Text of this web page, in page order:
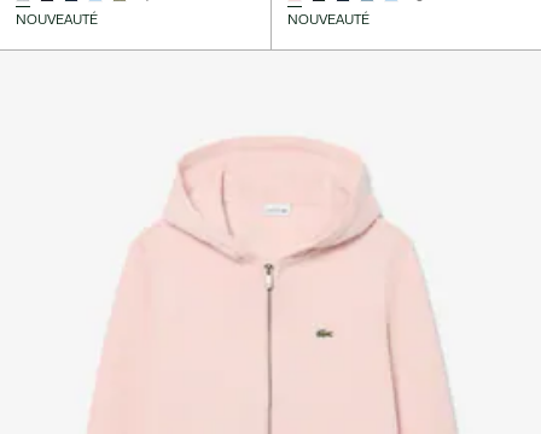
NOUVEAUTÉ NOUVEAUTÉ